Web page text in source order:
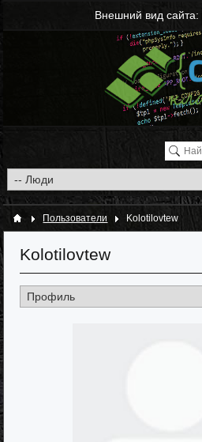
Внешний вид сайта:
Пользователи Kolotilovtew
Kolotilovtew